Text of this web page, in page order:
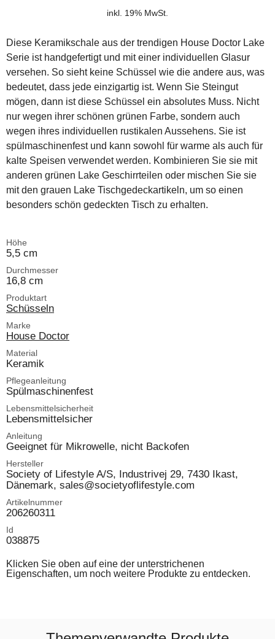
inkl. 19% MwSt.
Diese Keramikschale aus der trendigen House Doctor Lake
Serie ist handgefertigt und mit einer individuellen Glasur
versehen. So sieht keine Schüssel wie die andere aus, was
bedeutet, dass jede einzigartig ist. Wenn Sie Steingut
mögen, dann ist diese Schüssel ein absolutes Muss. Nicht
nur wegen ihrer schönen grünen Farbe, sondern auch
wegen ihres individuellen rustikalen Aussehens. Sie ist
spülmaschinenfest und kann sowohl für warme als auch für
kalte Speisen verwendet werden. Kombinieren Sie sie mit
anderen grünen Lake Geschirrteilen oder mischen Sie sie
mit den grauen Lake Tischgedeckartikeln, um so einen
besonders schön gedeckten Tisch zu erhalten.
Höhe
5,5 cm
Durchmesser
16,8 cm
Produktart
Schüsseln
Marke
House Doctor
Material
Keramik
Pflegeanleitung
Spülmaschinenfest
Lebensmittelsicherheit
Lebensmittelsicher
Anleitung
Geeignet für Mikrowelle, nicht Backofen
Hersteller
Society of Lifestyle A/S, Industrivej 29, 7430 Ikast,
Dänemark, sales@societyoflifestyle.com
Artikelnummer
206260311
Id
038875
Klicken Sie oben auf eine der unterstrichenen
Eigenschaften, um noch weitere Produkte zu entdecken.